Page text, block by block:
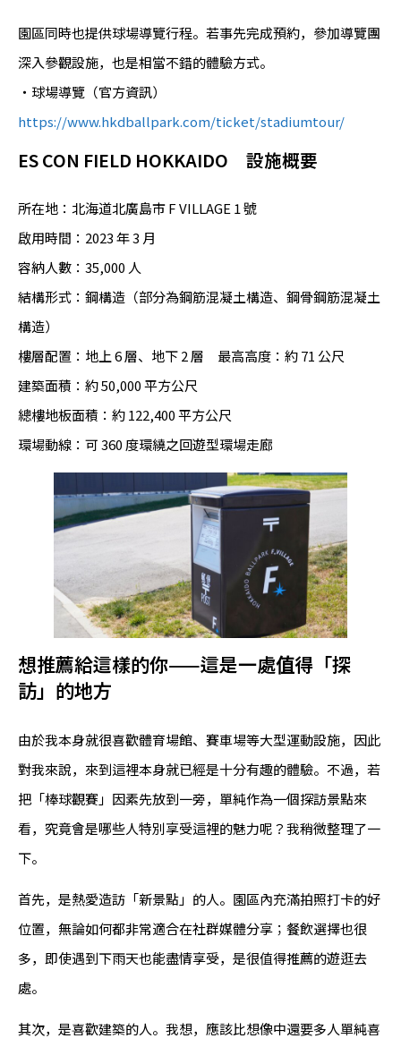
園區同時也提供球場導覽行程。若事先完成預約，參加導覽團
深入參觀設施，也是相當不錯的體驗方式。
・球場導覽（官方資訊）
https://www.hkdballpark.com/ticket/stadiumtour/
ES CON FIELD HOKKAIDO 設施概要
所在地：北海道北廣島市 F VILLAGE 1 號
啟用時間：2023 年 3 月
容納人數：35,000 人
結構形式：鋼構造（部分為鋼筋混凝土構造、鋼骨鋼筋混凝土
構造）
樓層配置：地上 6 層、地下 2 層 最高高度：約 71 公尺
建築面積：約 50,000 平方公尺
總樓地板面積：約 122,400 平方公尺
環場動線：可 360 度環繞之回遊型環場走廊
想推薦給這樣的你——這是一處值得「探
訪」的地方
由於我本身就很喜歡體育場館、賽車場等大型運動設施，因此
對我來說，來到這裡本身就已經是十分有趣的體驗。不過，若
把「棒球觀賽」因素先放到一旁，單純作為一個探訪景點來
看，究竟會是哪些人特別享受這裡的魅力呢？我稍微整理了一
下。
首先，是熱愛造訪「新景點」的人。園區內充滿拍照打卡的好
位置，無論如何都非常適合在社群媒體分享；餐飲選擇也很
多，即使遇到下雨天也能盡情享受，是很值得推薦的遊逛去
處。
其次，是喜歡建築的人。我想，應該比想像中還要多人單純喜